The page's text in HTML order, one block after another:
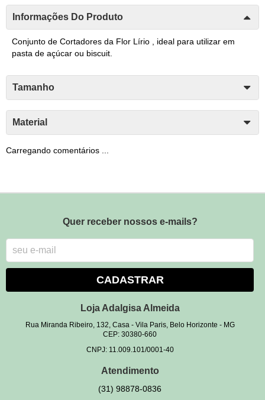
Informações Do Produto
Conjunto de Cortadores da Flor Lírio , ideal para utilizar em
pasta de açúcar ou biscuit.
Tamanho
Material
Carregando comentários ...
Quer receber nossos e-mails?
CADASTRAR
Loja Adalgisa Almeida
Rua Miranda Ribeiro, 132, Casa- Vila Paris, Belo Horizonte - MG
CEP: 30380-660
CNPJ: 11.009.101/0001-40
Atendimento
(31) 98878-0836